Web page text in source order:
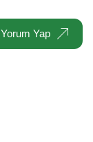
Yorum Yap